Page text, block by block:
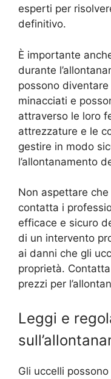
esperti per
definitivo.
È importante
durante
possono
minacciati e
attraverso le loro
attrezzature e le
gestire in modo
l’allontanamento
Non aspettare
contatta i
efficace e sicuro
di un intervento
ai danni che gli
proprietà.
prezzi per
Leggi e
Gli uccelli